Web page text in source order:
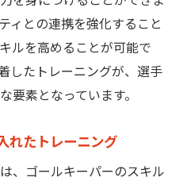
ィとの連携を強化すること
ルを高めることが可能で
したトレーニングが、選手
要素となっています。
れたトレーニング
は、ゴールキーパーのスキル